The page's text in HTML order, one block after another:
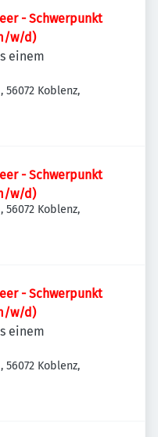
- Schwerpunkt
w/d)
einem
56072 Koblenz,
- Schwerpunkt
w/d)
56072 Koblenz,
- Schwerpunkt
w/d)
einem
56072 Koblenz,